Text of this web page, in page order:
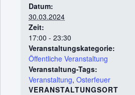
Datum:
30.03.2024
Zeit:
17:00 - 23:30
Veranstaltungskategorie:
Öffentliche Veranstaltung
Veranstaltung-Tags:
Veranstaltung, Osterfeuer
VERANSTALTUNGSORT